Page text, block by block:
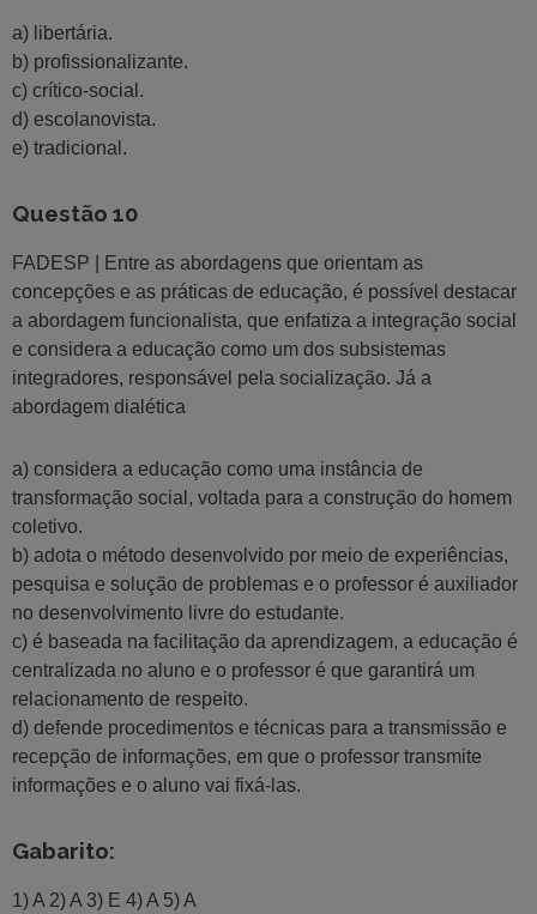
a) libertária.
b) profissionalizante.
c) crítico-social.
d) escolanovista.
e) tradicional.
Questão 10
FADESP | Entre as abordagens que orientam as
concepções e as práticas de educação, é possível destacar
a abordagem funcionalista, que enfatiza a integração social
e considera a educação como um dos subsistemas
integradores, responsável pela socialização. Já a
abordagem dialética
a) considera a educação como uma instância de
transformação social, voltada para a construção do homem
coletivo.
b) adota o método desenvolvido por meio de experiências,
pesquisa e solução de problemas e o professor é auxiliador
no desenvolvimento livre do estudante.
c) é baseada na facilitação da aprendizagem, a educação é
centralizada no aluno e o professor é que garantirá um
relacionamento de respeito.
d) defende procedimentos e técnicas para a transmissão e
recepção de informações, em que o professor transmite
informações e o aluno vai fixá-las.
Gabarito:
1) A 2) A 3) E 4) A 5) A